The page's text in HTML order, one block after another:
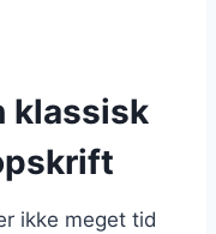
klassisk
ikke meget tid